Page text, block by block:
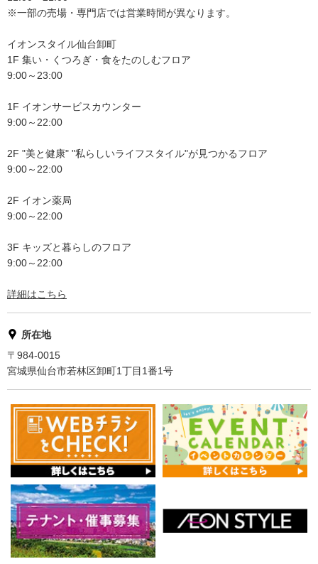
※一部の売場・専門店では営業時間が異なります。
イオンスタイル仙台卸町
1F 集い・くつろぎ・食をたのしむフロア
9:00～23:00
1F イオンサービスカウンター
9:00～22:00
2F "美と健康" "私らしいライフスタイル"が見つかるフロア
9:00～22:00
2F イオン薬局
9:00～22:00
3F キッズと暮らしのフロア
9:00～22:00
詳細はこちら
所在地
〒984-0015
宮城県仙台市若林区卸町1丁目1番1号